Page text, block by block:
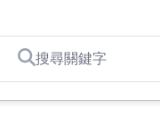
搜尋關鍵字